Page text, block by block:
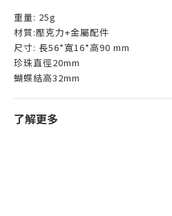
重量: 25g
材質:壓克力+金屬配件
尺寸: 長56*寬16*高90 mm
珍珠直徑20mm
蝴蝶結高32mm
了解更多